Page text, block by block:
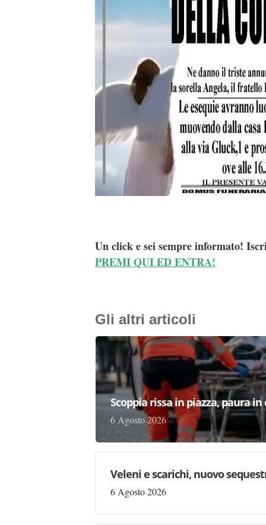
Un click e sei sempre informato!
PREMI QUI ED ENTRA!
Gli altri articoli
Scoppia rissa in piazza, paura
6 Agosto 2026
Veleni e scarichi, nuovo
6 Agosto 2026